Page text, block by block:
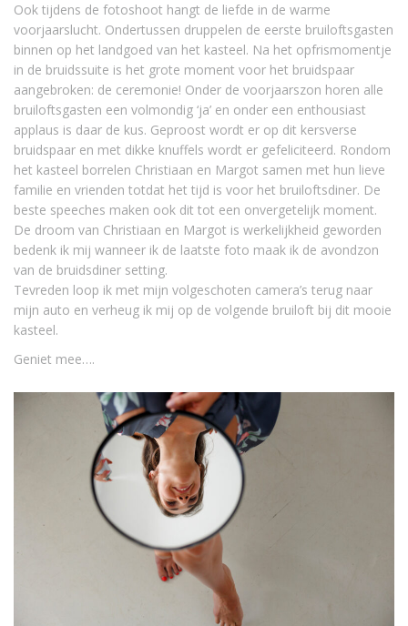
Ook tijdens de fotoshoot hangt de liefde in de warme
voorjaarslucht. Ondertussen druppelen de eerste bruiloftsgasten
binnen op het landgoed van het kasteel. Na het opfrismomentje
in de bruidssuite is het grote moment voor het bruidspaar
aangebroken: de ceremonie! Onder de voorjaarszon horen alle
bruiloftsgasten een volmondig ‘ja’ en onder een enthousiast
applaus is daar de kus. Geproost wordt er op dit kersverse
bruidspaar en met dikke knuffels wordt er gefeliciteerd. Rondom
het kasteel borrelen Christiaan en Margot samen met hun lieve
familie en vrienden totdat het tijd is voor het bruiloftsdiner. De
beste speeches maken ook dit tot een onvergetelijk moment.
De droom van Christiaan en Margot is werkelijkheid geworden
bedenk ik mij wanneer ik de laatste foto maak ik de avondzon
van de bruidsdiner setting.
Tevreden loop ik met mijn volgeschoten camera’s terug naar
mijn auto en verheug ik mij op de volgende bruiloft bij dit mooie
kasteel.
Geniet mee….